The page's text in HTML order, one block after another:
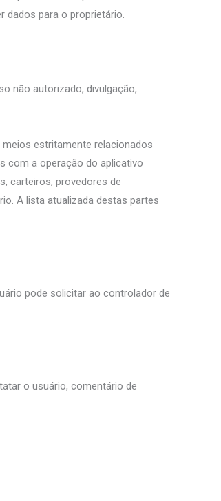
dados para o proprietário.
não autorizado, divulgação,
estritamente relacionados
com a operação do aplicativo
carteiros, provedores de
A lista atualizada destas partes
pode solicitar ao controlador de
o usuário, comentário de